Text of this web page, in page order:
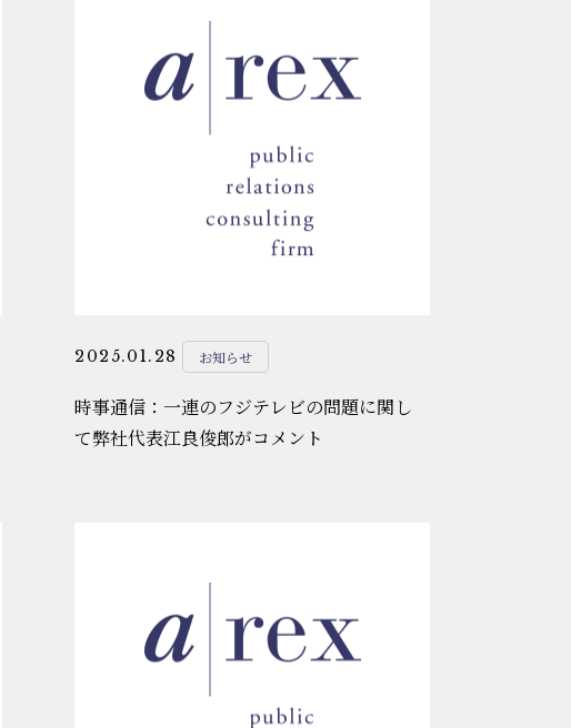
2025.01.28 お知らせ
時事通信：一連のフジテレビの問題に関し
て弊社代表江良俊郎がコメント